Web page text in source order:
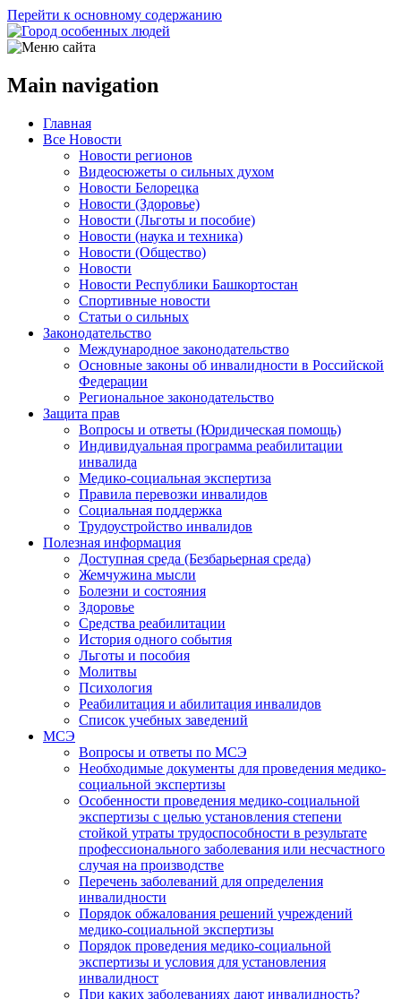
Перейти к основному содержанию
Main navigation
Главная
Все Новости
Новости регионов
Видеосюжеты о сильных духом
Новости Белорецка
Новости (Здоровье)
Новости (Льготы и пособие)
Новости (наука и техника)
Новости (Общество)
Новости
Новости Республики Башкортостан
Спортивные новости
Статьи о сильных
Законодательство
Международное законодательство
Основные законы об инвалидности в Российской
Федерации
Региональное законодательство
Защита прав
Вопросы и ответы (Юридическая помощь)
Индивидуальная программа реабилитации
инвалида
Медико-социальная экспертиза
Правила перевозки инвалидов
Социальная поддержка
Трудоустройство инвалидов
Полезная информация
Доступная среда (Безбарьерная среда)
Жемчужина мысли
Болезни и состояния
Здоровье
Средства реабилитации
История одного события
Льготы и пособия
Молитвы
Психология
Реабилитация и абилитация инвалидов
Список учебных заведений
МСЭ
Вопросы и ответы по МСЭ
Необходимые документы для проведения медико-
социальной экспертизы
Особенности проведения медико-социальной
экспертизы с целью установления степени
стойкой утраты трудоспособности в результате
профессионального заболевания или несчастного
случая на производстве
Перечень заболеваний для определения
инвалидности
Порядок обжалования решений учреждений
медико-социальной экспертизы
Порядок проведения медико-социальной
экспертизы и условия для установления
инвалидност
При каких заболеваниях дают инвалидность?